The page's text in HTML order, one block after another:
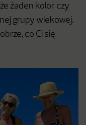
żaden kolor czy
grupy wiekowej.
co Ci się